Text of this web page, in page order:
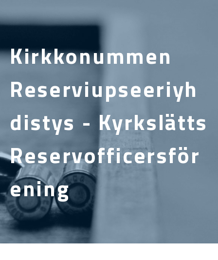
Kirkkonummen
Reserviupseeriyh
distys - Kyrkslätts
Reservofficersför
ening